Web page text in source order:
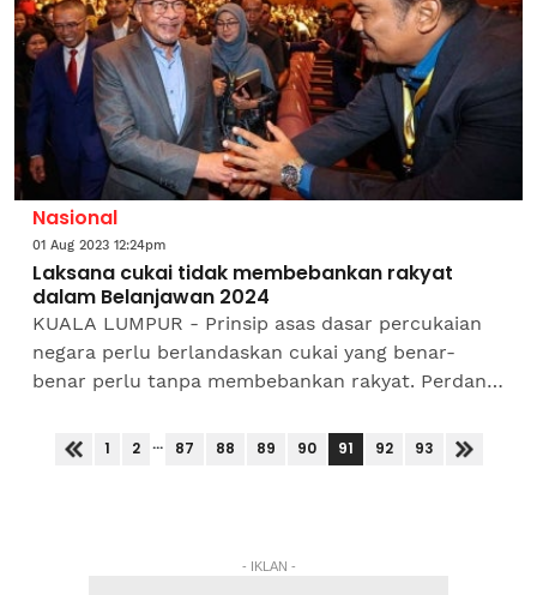
Nasional
01 Aug 2023 12:24pm
Laksana cukai tidak membebankan rakyat
dalam Belanjawan 2024
KUALA LUMPUR - Prinsip asas dasar percukaian
negara perlu berlandaskan cukai yang benar-
benar perlu tanpa membebankan rakyat. Perdana
perincian lanjut...
1 2 ... 87 88 89 90 91 92 93
- IKLAN -